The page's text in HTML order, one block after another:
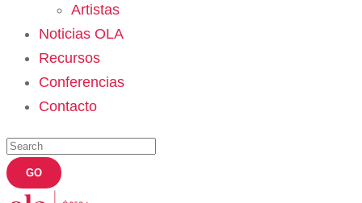
Artistas
Noticias OLA
Recursos
Conferencias
Contacto